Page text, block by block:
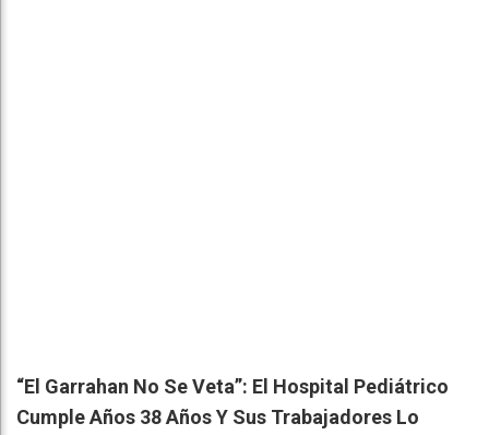
“El Garrahan No Se Veta”: El Hospital Pediátrico
Cumple Años 38 Años Y Sus Trabajadores Lo